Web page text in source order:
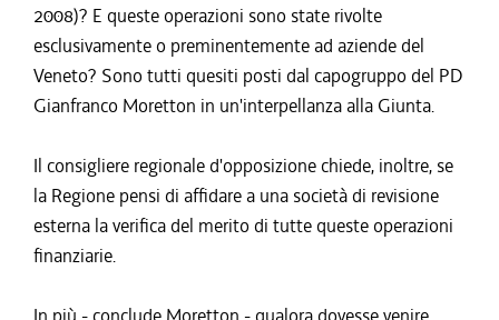
2008)? E queste operazioni sono state rivolte
esclusivamente o preminentemente ad aziende del
Veneto? Sono tutti quesiti posti dal capogruppo del PD
Gianfranco Moretton in un'interpellanza alla Giunta.
Il consigliere regionale d'opposizione chiede, inoltre, se
la Regione pensi di affidare a una società di revisione
esterna la verifica del merito di tutte queste operazioni
finanziarie.